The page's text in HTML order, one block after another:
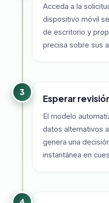
Acceda a la
dispositivo móvil
de escritorio y
precisa sobre sus
3
Esperar
El modelo
datos alternativos
genera una
instantánea en